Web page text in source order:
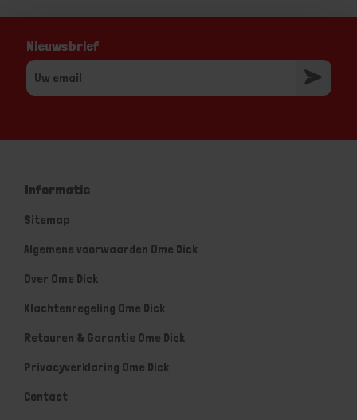
Nieuwsbrief
Informatie
Sitemap
Algemene voorwaarden Ome Dick
Over Ome Dick
Klachtenregeling Ome Dick
Retouren & Garantie Ome Dick
Privacyverklaring Ome Dick
Contact